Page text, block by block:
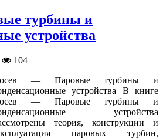
турбины и
устройства
104
— Паровые турбины и
устройства В книге
— Паровые турбины и
устройства
теория, конструкции и
паровых турбин,